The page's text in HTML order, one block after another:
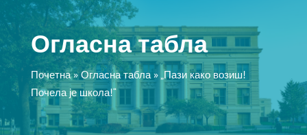
Огласна табла
Почетна»Огласна табла»„Пази како возиш!
Почела је школа!“